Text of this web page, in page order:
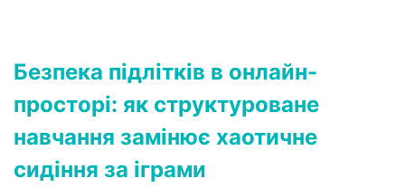
Безпека підлітків в онлайн-
просторі: як структуроване
навчання замінює хаотичне
сидіння за іграми